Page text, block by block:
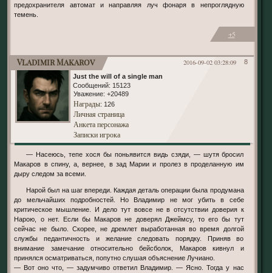
предохранителя автомат и направляя луч фонаря в непроглядную
темень.
+5
8
2016-09-02 03:28:09
Vladimir Makarov
Just the will of a single man
Сообщений: 15123
Уважение: +20489
Награды: 126
Личная страница
Анкета персонажа
Записки игрока
— Насеюсь, тепе хося бы поньявится видь сзяди, — шутя бросил
Макаров в спину, а, вернее, в зад Марии и пролез в проделанную им
дыру следом за всеми.
Нарой был на шаг впереди. Каждая деталь операции была продумана
до мельчайших подробностей. Но Владимир не мог убить в себе
критическое мышление. И дело тут вовсе не в отсутствии доверия к
Нарою, о нет. Если бы Макаров не доверял Джеймсу, то его бы тут
сейчас не было. Скорее, не дремлет выработанная во время долгой
службы педантичность и желание следовать порядку. Приняв во
внимание замечание относительно бейсболок, Макаров кивнул и
принялся осматриваться, попутно слушая объяснение Лучиано.
— Вот оно что, — задумчиво ответил Владимир. — Ясно. Тогда у нас